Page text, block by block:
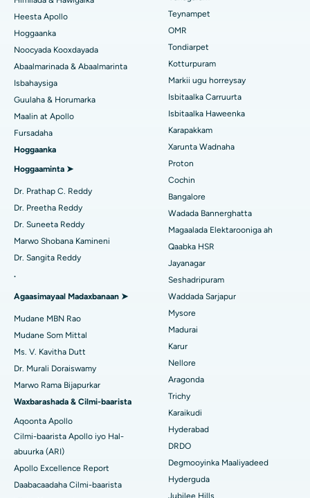
Raadi Carruurta
Soo hel Dhakhtarka Maqaarka
Raadi Dhakhtarka Cudurrada
Raadi Dhakhtarka Sonkorowga
Soo hel Dhakhtarka Haweenka
Raadi Cilmi-nafsi yaqaan
Raadi Dhakhtarka Guud
Isbitaalka ugu Fiican ee Jubilee Hills, Hyderabad
Isbitaalka ugu Fiican Tondiarpet, Chennai
Isbitaalka ugu Fiican Kotturpuram, Chennai
Isbitaalka ugu Fiican ee Kovai Road, Karur
Isbitaalka ugu Fiican Karapakkam, Chennai
Isbitaalka ugu Fiican Arilova, Vizag
Isbitaalka ugu Fiican ee Kanpur Road, Lucknow
Isbitaalka ugu Fiican Qaybta-26, Noida
Isbitaalka ugu Fiican Gandhinagar, Ahmedabad
Isbitaalka ugu Fiican Aragonda, Andhra Pradesh
Isbitaalka ugu Fiican ee Bannerghatta Road, Bangalore
Isbitaalka ugu Fiican Cutubka-15, Bhubaneswar
Isbitaalka ugu Fiican ee Seepat Road, Bilaspur
Isbitaalka ugu Fiican Ellisbridge, Ahmedabad
Isbitaalka ugu Fiican DRDO, Hyderabad
Isbitaalka ugu Fiican ee GS Road, Guwahati
Qalliinka Lasik
Rinoplasty
Liposuction
Cudurka Angiogram
Bedelka Transcatheter Aortic Valve
Dayactirka Valve MitraClip
Qalliinka Wadnaha ee ugu Yar ee Falalka ah
Kateetarka Ablation
Dib u noqoshada garabka
Xididada Halbowlaha Uterineine
Qalliinka Kansarka Naasaha
Brachytherapy
Kolonoscopy
Polypectomy
Xoojinta Deep Brain
Heesta Apollo
Hoggaanka
Noocyada Kooxdayada
Abaalmarinada & Abaalmarinta
Isbahaysiga
Guulaha & Horumarka
Maalin at Apollo
Fursadaha
Hoggaanka
Hoggaaminta ➤
Dr. Prathap C. Reddy
Dr. Preetha Reddy
Dr. Suneeta Reddy
Marwo Shobana Kamineni
Dr. Sangita Reddy
.
Agaasimayaal Madaxbanaan ➤
Mudane MBN Rao
Mudane Som Mittal
Ms. V. Kavitha Dutt
Dr. Murali Doraiswamy
Marwo Rama Bijapurkar
Waxbarashada & Cilmi-baarista
Aqoonta Apollo
Cilmi-baarista Apollo iyo Hal-
abuurka (ARI)
Apollo Excellence Report
Daabacaadaha Cilmi-baarista
Teynampet
OMR
Tondiarpet
Kotturpuram
Markii ugu horreysay
Isbitaalka Carruurta
Isbitaalka Haweenka
Karapakkam
Xarunta Wadnaha
Proton
Cochin
Bangalore
Wadada Bannerghatta
Magaalada Elektarooniga ah
Qaabka HSR
Jayanagar
Seshadripuram
Waddada Sarjapur
Mysore
Madurai
Karur
Nellore
Aragonda
Trichy
Karaikudi
Hyderabad
DRDO
Degmooyinka Maaliyadeed
Hyderguda
Jubilee Hills